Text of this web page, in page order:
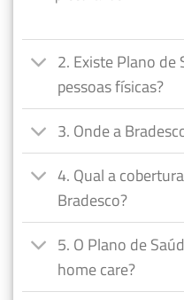
2. Existe Plano de
pessoas físicas?
3. Onde a
4. Qual a
Bradesco?
5. O Plano de
home care?